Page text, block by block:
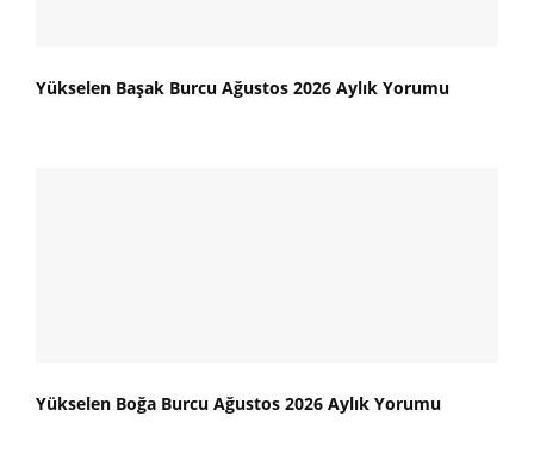
Yükselen Başak Burcu Ağustos 2026 Aylık Yorumu
Yükselen Boğa Burcu Ağustos 2026 Aylık Yorumu